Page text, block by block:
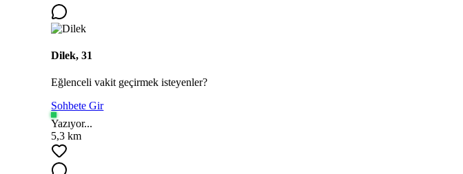
Dilek, 31
Eğlenceli vakit geçirmek isteyenler?
Sohbete Gir
Yazıyor...
5,3 km